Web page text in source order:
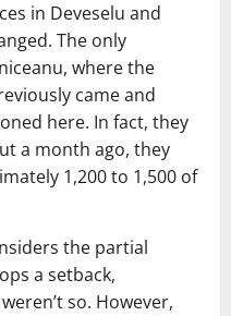
in Deveselu and
The only
where the
came and
here. In fact, they
a month ago, they
1,200 to 1,500 of
the partial
a setback,
so. However,